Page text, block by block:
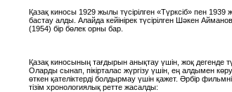
Қазақ киносы 1929 жылы түсірілген «Түрксіб» пен 1939
бастау алды. Алайда кейінірек түсірілген Шәкен
(1954) бір бөлек орны бар.
Қазақ киносының тағдырын анықтау үшін, жоқ дегенде
Оларды сынап, пікірталас жүргізу үшін, ең алдымен
өткен қателіктерді болдырмау үшін қажет. Әрбір
тізім хронологиялық ретте жасалды: